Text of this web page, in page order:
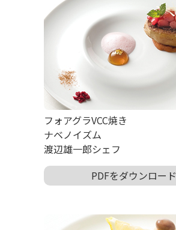
フォアグラVCC焼き
ナベノイズム
渡辺雄一郎シェフ
PDFをダウンロード